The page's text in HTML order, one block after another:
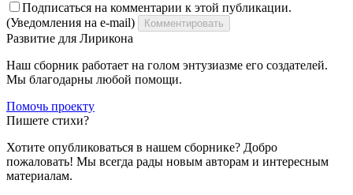
Подписаться на комментарии к этой публикации.
(Уведомления на e-mail)
Комментировать
Развитие для Лирикона
Наш сборник работает на голом энтузиазме его создателей.
Мы благодарны любой помощи.
Помочь проекту
Пишете стихи?
Хотите опубликоваться в нашем сборнике? Добро
пожаловать! Мы всегда рады новым авторам и интересным
материалам.